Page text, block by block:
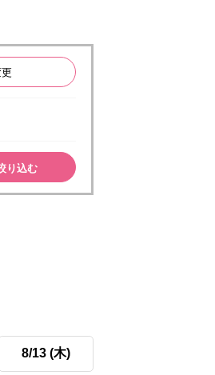
り込む
8/13 (木)